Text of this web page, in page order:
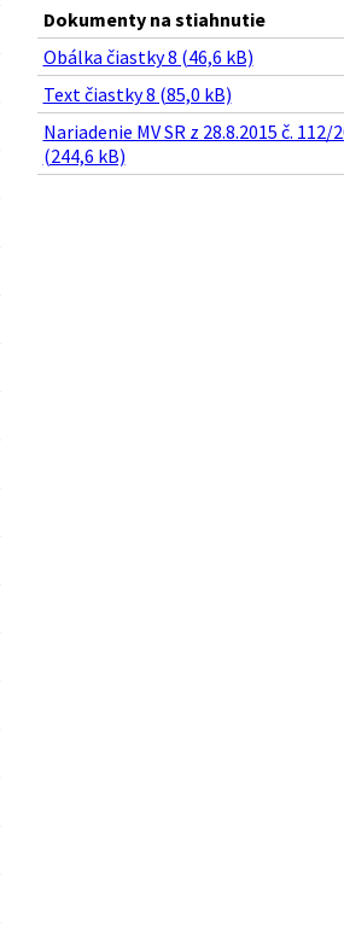
Dokumenty na stiahnutie
Obálka čiastky 8 (46,6 kB)
Text čiastky 8 (85,0 kB)
Nariadenie MV SR z 28.8.2015 č.
(244,6 kB)